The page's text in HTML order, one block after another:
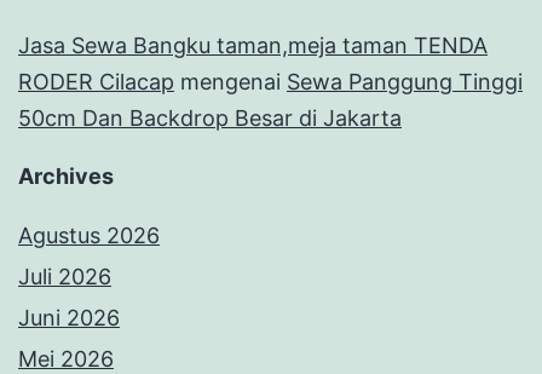
Jasa Sewa Bangku taman,meja taman TENDA
RODER Cilacap mengenai Sewa Panggung Tinggi
50cm Dan Backdrop Besar di Jakarta
Archives
Agustus 2026
Juli 2026
Juni 2026
Mei 2026